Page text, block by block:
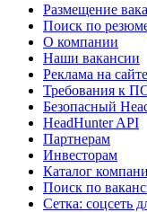
Размещение
Поиск по
О компании
Наши вакансии
Реклама на сайте
Требования к
Безопасный
HeadHunter API
Партнерам
Инвесторам
Каталог
Поиск по
Сетка: соцсеть